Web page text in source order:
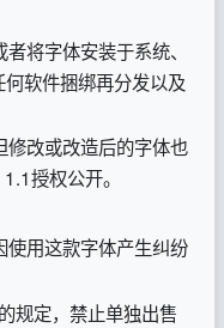
将字体安装于系统、
软件捆绑再分发以及
改或改造后的字体也
授权公开。
用这款字体产生纠纷
规定，禁止单独出售